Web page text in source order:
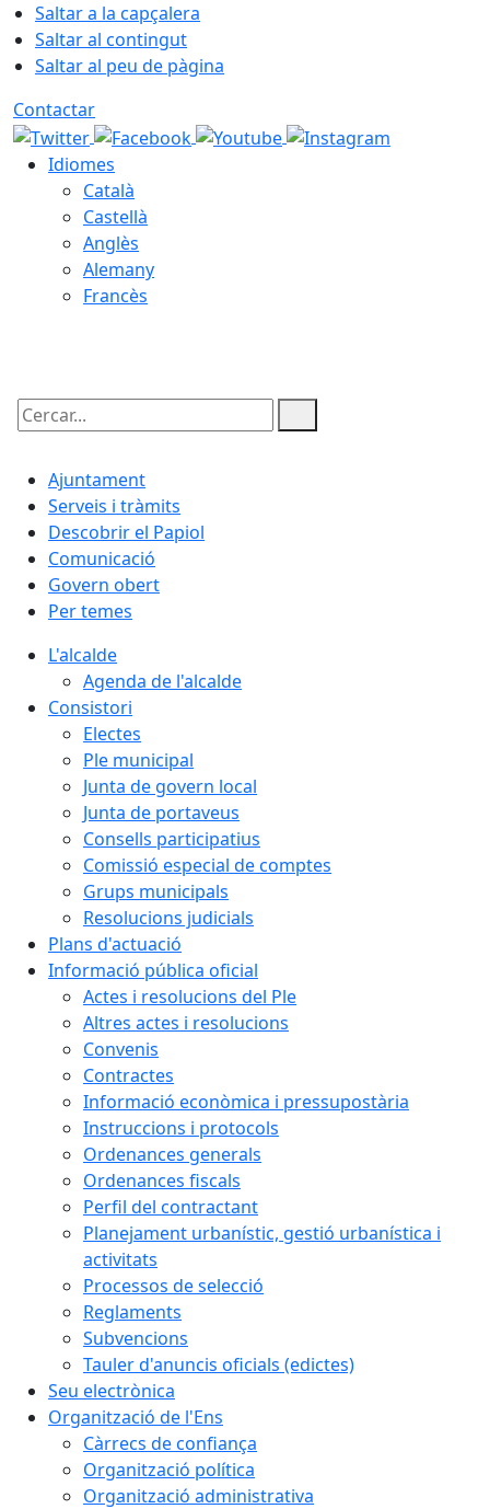
Saltar a la capçalera
Saltar al contingut
Saltar al peu de pàgina
Contactar
Idiomes
Català
Castellà
Anglès
Alemany
Francès
Cercar:
Ajuntament
Serveis i tràmits
Descobrir el Papiol
Comunicació
Govern obert
Per temes
L'alcalde
Agenda de l'alcalde
Consistori
Electes
Ple municipal
Junta de govern local
Junta de portaveus
Consells participatius
Comissió especial de comptes
Grups municipals
Resolucions judicials
Plans d'actuació
Informació pública oficial
Actes i resolucions del Ple
Altres actes i resolucions
Convenis
Contractes
Informació econòmica i pressupostària
Instruccions i protocols
Ordenances generals
Ordenances fiscals
Perfil del contractant
Planejament urbanístic, gestió urbanística i
activitats
Processos de selecció
Reglaments
Subvencions
Tauler d'anuncis oficials (edictes)
Seu electrònica
Organització de l'Ens
Càrrecs de confiança
Organització política
Organització administrativa